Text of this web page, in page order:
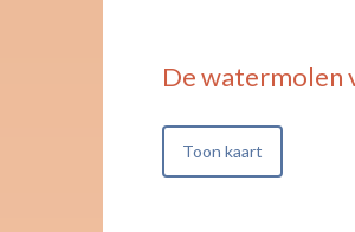
De watermolen
Toon kaart